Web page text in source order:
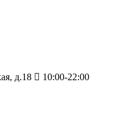
д.18 10:00-22:00